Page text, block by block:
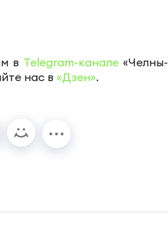
в Telegram-канале «Челны-
нас в «Дзен».